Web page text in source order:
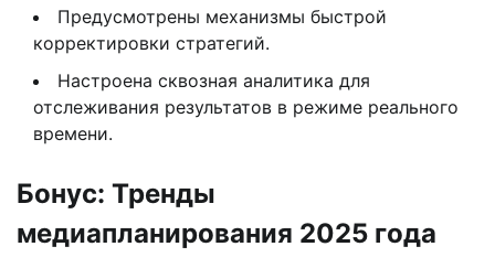
Предусмотрены механизмы быстрой
корректировки стратегий.
Настроена сквозная аналитика для
отслеживания результатов в режиме реального
времени.
Бонус: Тренды
медиапланирования 2025 года